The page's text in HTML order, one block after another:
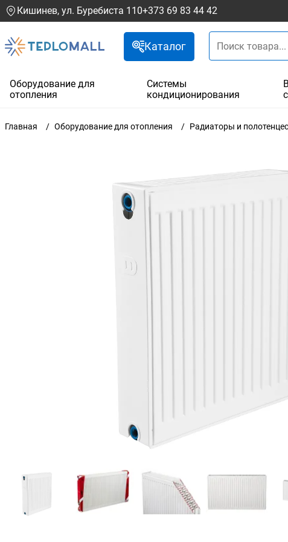
Кишинев, ул. Буребиста 110+373 69 83 44 42
Каталог
Оборудование для
отопления
Системы
кондиционирования
Главная Оборудование для отопления Радиаторы и